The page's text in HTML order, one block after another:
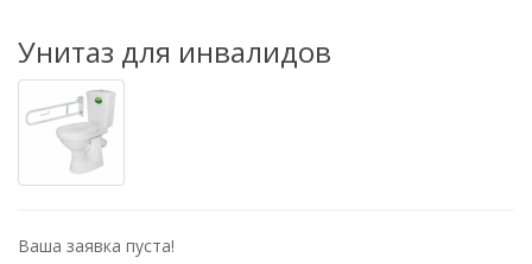
Унитаз для инвалидов
Ваша заявка пуста!